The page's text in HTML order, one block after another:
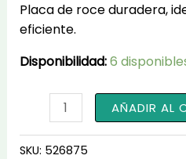
Placa de roce duradera,
eficiente.
Disponibilidad:6
roce
AÑADIR AL
SKU: 526875